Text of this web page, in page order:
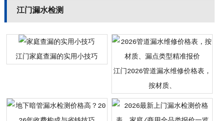
江门漏水检测
江门家庭查漏的实用小技巧
江门2026管道漏水维修价格表，
按材质、